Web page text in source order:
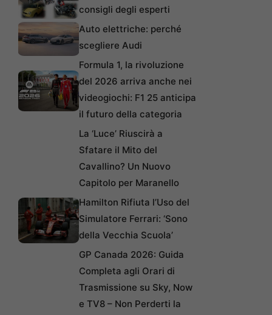
consigli degli esperti
Auto elettriche: perché
scegliere Audi
Formula 1, la rivoluzione
del 2026 arriva anche nei
videogiochi: F1 25 anticipa
il futuro della categoria
La ‘Luce’ Riuscirà a
Sfatare il Mito del
Cavallino? Un Nuovo
Capitolo per Maranello
Hamilton Rifiuta l’Uso del
Simulatore Ferrari: ‘Sono
della Vecchia Scuola’
GP Canada 2026: Guida
Completa agli Orari di
Trasmissione su Sky, Now
e TV8 – Non Perderti la